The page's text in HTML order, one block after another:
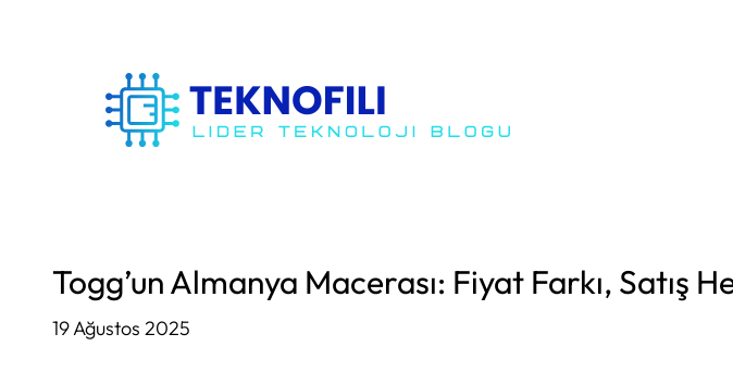
Togg’un Almanya Macerası: Fiyat Farkı, Satış
19 Ağustos 2025